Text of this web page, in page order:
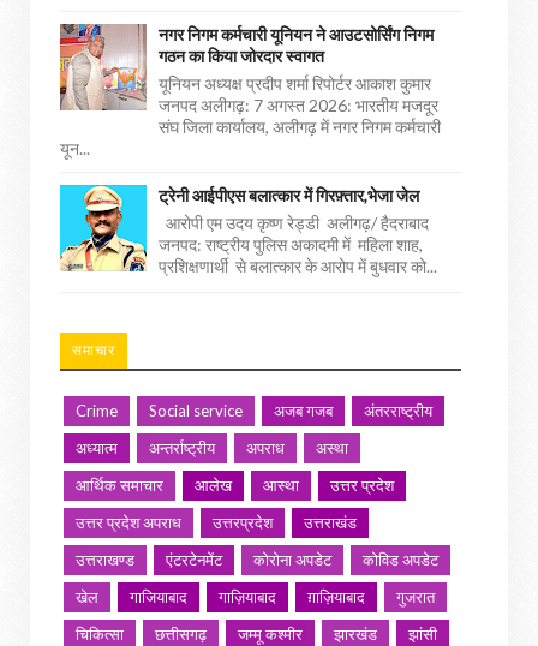
नगर निगम कर्मचारी यूनियन ने आउटसोर्सिंग निगम
गठन का किया जोरदार स्वागत
यूनियन अध्यक्ष प्रदीप शर्मा रिपोर्टर आकाश कुमार
जनपद अलीगढ़: 7 अगस्त 2026: भारतीय मजदूर
संघ जिला कार्यालय, अलीगढ़ में नगर निगम कर्मचारी
यून...
ट्रेनी आईपीएस बलात्कार में गिरफ़्तार,भेजा जेल
आरोपी एम उदय कृष्ण रेड्डी अलीगढ़/ हैदराबाद
जनपद: राष्ट्रीय पुलिस अकादमी में महिला शाह,
प्रशिक्षणार्थी से बलात्कार के आरोप में बुधवार को...
समाचार
Crime Social service अजब गजब
अंतरराष्ट्रीय
अध्यात्म
अन्तर्राष्ट्रीय अपराध
अस्था
आर्थिक समाचार
आलेख आस्था
उत्तर प्रदेश
उत्तर प्रदेश अपराध
उत्तरप्रदेश
उत्तराखंड
उत्तराखण्ड
एंटरटेनमेंट कोरोना अपडेट
कोविड अपडेट
खेल
गाजियाबाद गाज़ियाबाद ग़ाज़ियाबाद
गुजरात
चिकित्सा
छत्तीसगढ़ जम्मू कश्मीर झारखंड
झांसी